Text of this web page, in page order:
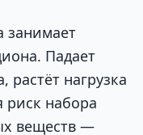
занимает
Падает
растёт нагрузка
риск набора
веществ —